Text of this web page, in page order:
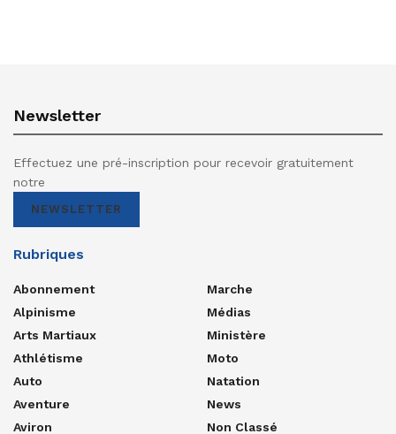
Newsletter
Effectuez une pré-inscription pour recevoir gratuitement
notre
NEWSLETTER
Rubriques
Abonnement
Alpinisme
Arts Martiaux
Athlétisme
Auto
Aventure
Aviron
Marche
Médias
Ministère
Moto
Natation
News
Non Classé